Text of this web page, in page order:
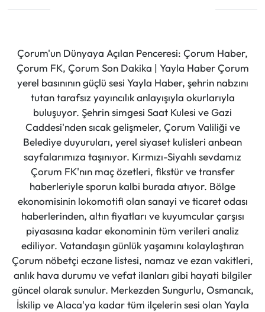
Çorum'un Dünyaya Açılan Penceresi: Çorum Haber,
Çorum FK, Çorum Son Dakika | Yayla Haber Çorum
yerel basınının güçlü sesi Yayla Haber, şehrin nabzını
tutan tarafsız yayıncılık anlayışıyla okurlarıyla
buluşuyor. Şehrin simgesi Saat Kulesi ve Gazi
Caddesi'nden sıcak gelişmeler, Çorum Valiliği ve
Belediye duyuruları, yerel siyaset kulisleri anbean
sayfalarımıza taşınıyor. Kırmızı-Siyahlı sevdamız
Çorum FK'nın maç özetleri, fikstür ve transfer
haberleriyle sporun kalbi burada atıyor. Bölge
ekonomisinin lokomotifi olan sanayi ve ticaret odası
haberlerinden, altın fiyatları ve kuyumcular çarşısı
piyasasına kadar ekonominin tüm verileri analiz
ediliyor. Vatandaşın günlük yaşamını kolaylaştıran
Çorum nöbetçi eczane listesi, namaz ve ezan vakitleri,
anlık hava durumu ve vefat ilanları gibi hayati bilgiler
güncel olarak sunulur. Merkezden Sungurlu, Osmancık,
İskilip ve Alaca'ya kadar tüm ilçelerin sesi olan Yayla